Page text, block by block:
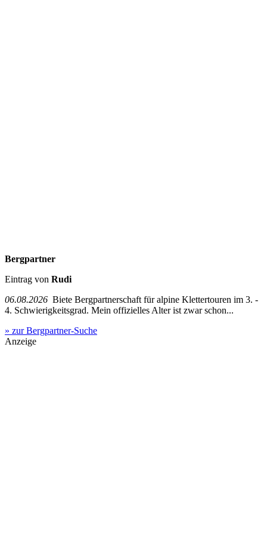
Bergpartner
Eintrag von Rudi
06.08.2026 Biete Bergpartnerschaft für alpine Klettertouren im 3. -
4. Schwierigkeitsgrad. Mein offizielles Alter ist zwar schon...
» zur Bergpartner-Suche
Anzeige